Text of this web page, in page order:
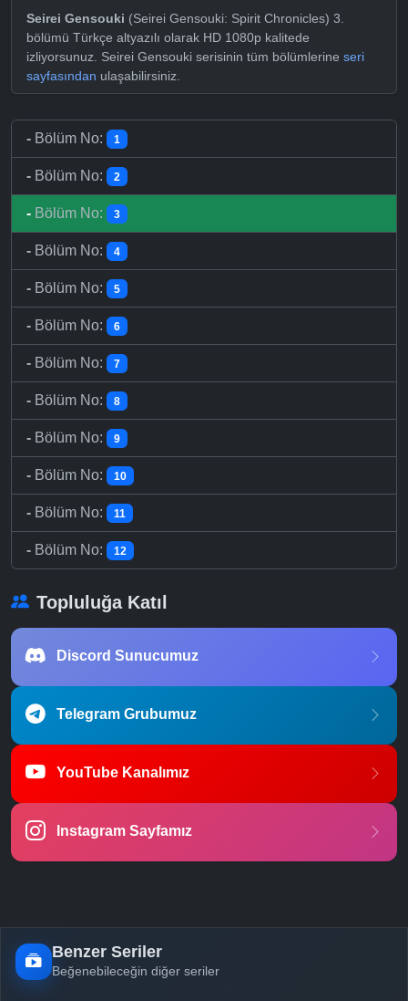
Seirei Gensouki (Seirei Gensouki: Spirit Chronicles) 3.
bölümü Türkçe altyazılı olarak HD 1080p kalitede
izliyorsunuz. Seirei Gensouki serisinin tüm bölümlerine seri
sayfasından ulaşabilirsiniz.
- Bölüm No: 1
- Bölüm No: 2
- Bölüm No: 3
- Bölüm No: 4
- Bölüm No: 5
- Bölüm No: 6
- Bölüm No: 7
- Bölüm No: 8
- Bölüm No: 9
- Bölüm No: 10
- Bölüm No: 11
- Bölüm No: 12
Topluluğa Katıl
Discord Sunucumuz
Telegram Grubumuz
YouTube Kanalımız
Instagram Sayfamız
Benzer Seriler
Beğenebileceğin diğer seriler